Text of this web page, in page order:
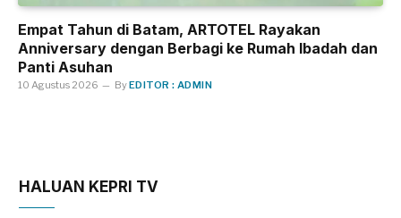
Empat Tahun di Batam, ARTOTEL Rayakan
Anniversary dengan Berbagi ke Rumah Ibadah dan
Panti Asuhan
10 Agustus 2026 ByEDITOR : ADMIN
HALUAN KEPRI TV